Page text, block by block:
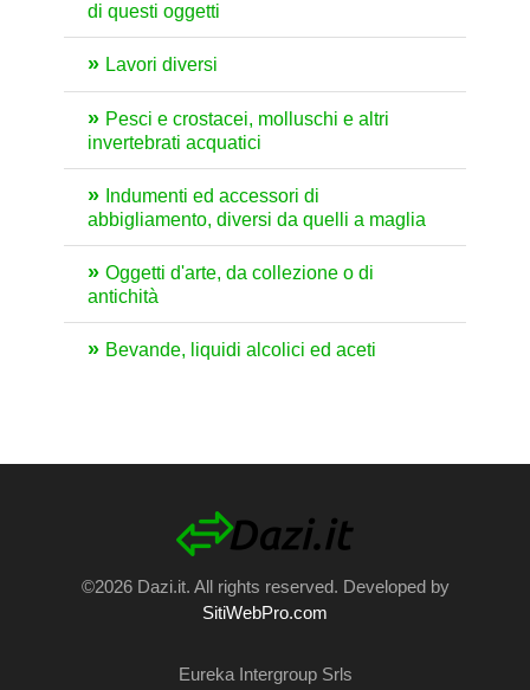
di questi oggetti
Lavori diversi
Pesci e crostacei, molluschi e altri
invertebrati acquatici
Indumenti ed accessori di
abbigliamento, diversi da quelli a maglia
Oggetti d'arte, da collezione o di
antichità
Bevande, liquidi alcolici ed aceti
©2026 Dazi.it. All rights reserved. Developed by
SitiWebPro.com
Eureka Intergroup Srls